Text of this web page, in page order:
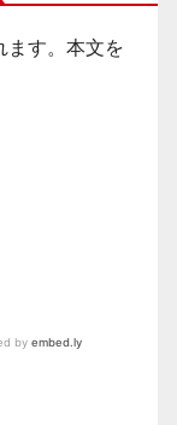
ます。本文を